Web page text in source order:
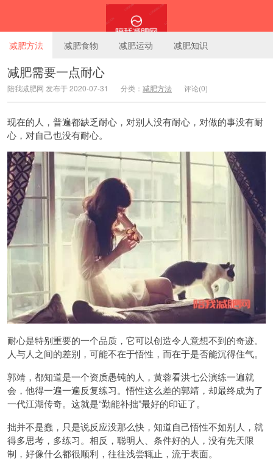
陪我减肥网
减肥方法 减肥食物 减肥运动 减肥知识
减肥需要一点耐心
陪我减肥网 发布于 2020-07-31 分类： 减肥方法 评论(0)
现在的人，普遍都缺乏耐心，对别人没有耐心，对做的事没有耐
心，对自己也没有耐心。
耐心是特别重要的一个品质，它可以创造令人意想不到的奇迹。
人与人之间的差别，可能不在于悟性，而在于是否能沉得住气。
郭靖，都知道是一个资质愚钝的人，黄蓉看洪七公演练一遍就
会，他得一遍一遍反复练习。悟性这么差的郭靖，却最终成为了
一代江湖传奇。这就是“勤能补拙”最好的印证了。
拙并不是蠢，只是说反应没那么快，知道自己悟性不如别人，就
得多思考，多练习。相反，聪明人、条件好的人，没有先天限
制，好像什么都很顺利，往往浅尝辄止，流于表面。